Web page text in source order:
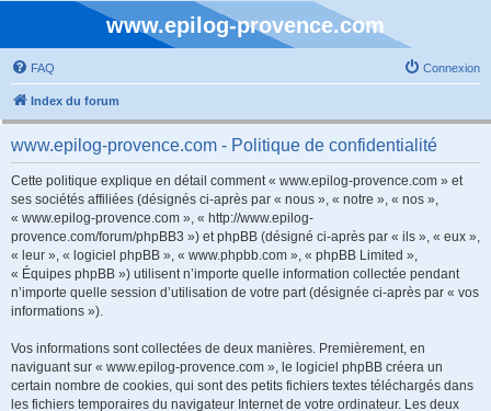
www.epilog-provence.com
FAQ Connexion
Index du forum
www.epilog-provence.com - Politique de confidentialité
Cette politique explique en détail comment « www.epilog-provence.com » et
ses sociétés affiliées (désignés ci-après par « nous », « notre », « nos »,
« www.epilog-provence.com », « http://www.epilog-
provence.com/forum/phpBB3 ») et phpBB (désigné ci-après par « ils », « eux »,
« leur », « logiciel phpBB », « www.phpbb.com », « phpBB Limited »,
« Équipes phpBB ») utilisent n’importe quelle information collectée pendant
n’importe quelle session d’utilisation de votre part (désignée ci-après par « vos
informations »).
Vos informations sont collectées de deux manières. Premièrement, en
naviguant sur « www.epilog-provence.com », le logiciel phpBB créera un
certain nombre de cookies, qui sont des petits fichiers textes téléchargés dans
les fichiers temporaires du navigateur Internet de votre ordinateur. Les deux